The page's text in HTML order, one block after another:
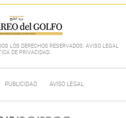
LOS DERECHOS RESERVADOS. AVISO LEGAL
DE PRIVACIDAD.
PUBLICIDAD AVISO LEGAL